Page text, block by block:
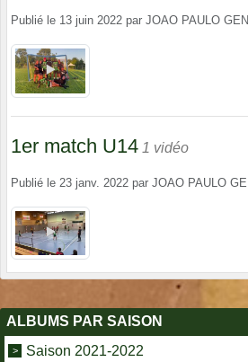
Publié le 13 juin 2022 par JOAO PAULO
1er match U14 1 vidéo
Publié le 23 janv. 2022 par JOAO PAULO
ALBUMS PAR SAISON
Saison 2021-2022